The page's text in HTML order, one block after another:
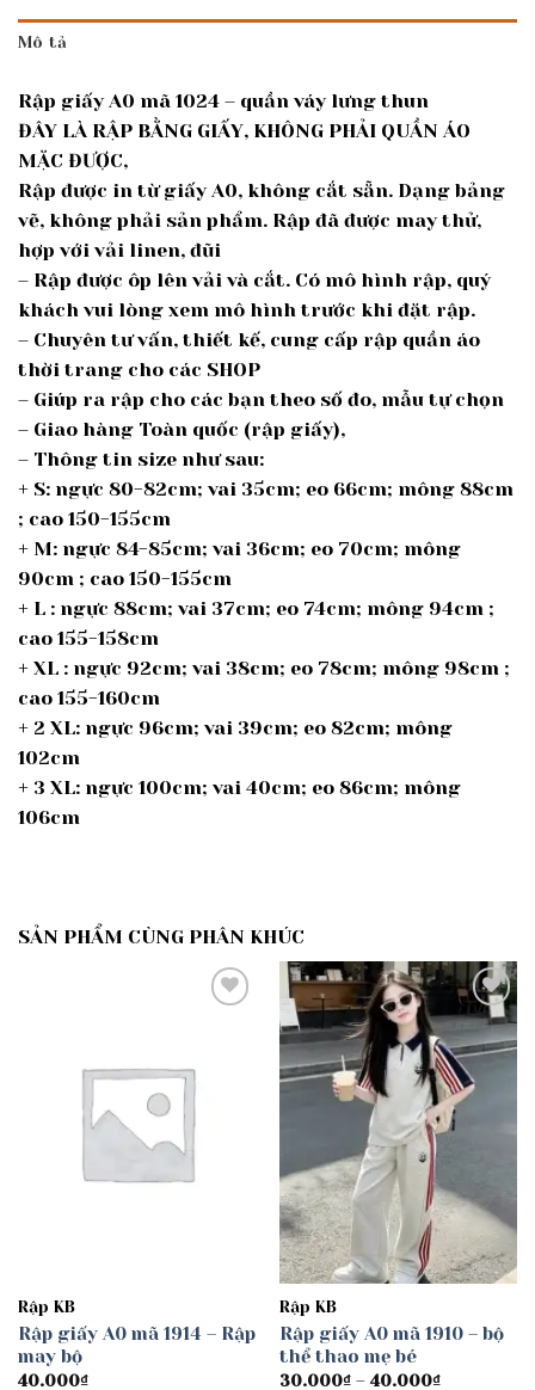
Mô tả
Rập giấy A0 mã 1024 – quần váy lưng thun
ĐÂY LÀ RẬP BẰNG GIẤY, KHÔNG PHẢI QUẦN ÁO
MẶC ĐƯỢC,
Rập được in từ giấy A0, không cắt sẵn. Dạng bảng
vẽ, không phải sản phẩm. Rập đã được may thử,
hợp với vải linen, đũi
– Rập được ôp lên vải và cắt. Có mô hình rập, quý
khách vui lòng xem mô hình trước khi đặt rập.
– Chuyên tư vấn, thiết kế, cung cấp rập quần áo
thời trang cho các SHOP
– Giúp ra rập cho các bạn theo số đo, mẫu tự chọn
– Giao hàng Toàn quốc (rập giấy),
– Thông tin size như sau:
+ S: ngực 80-82cm; vai 35cm; eo 66cm; mông 88cm
; cao 150-155cm
+ M: ngực 84-85cm; vai 36cm; eo 70cm; mông
90cm ; cao 150-155cm
+ L : ngực 88cm; vai 37cm; eo 74cm; mông 94cm ;
cao 155-158cm
+ XL : ngực 92cm; vai 38cm; eo 78cm; mông 98cm ;
cao 155-160cm
+ 2 XL: ngực 96cm; vai 39cm; eo 82cm; mông
102cm
+ 3 XL: ngực 100cm; vai 40cm; eo 86cm; mông
106cm
SẢN PHẨM CÙNG PHÂN KHÚC
Rập KB
Rập giấy A0 mã 1914 – Rập
may bộ
40.000₫
Add to
wishlist
Rập KB
Rập giấy A0 mã 1910 – bộ
thể thao mẹ bé
30.000₫ – 40.000₫Khoảng